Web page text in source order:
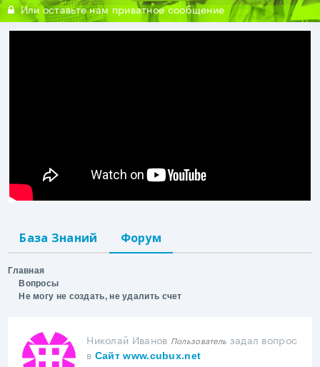
Или оставьте нам приватное сообщение
База Знаний Форум
Главная
Вопросы
Не могу не создать, не удалить счет
Николай Иванов Пользователь задал вопрос
в Сайт www.cubux.net